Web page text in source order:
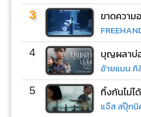
3 ขาดความ
4 บุญผลาบ่
อ้ายแมน
5 ทิ้งกันไม่ไ
แจ๊ส สปุ๊กนิ